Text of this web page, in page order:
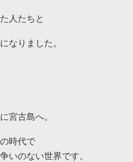
人たちと
なりました。
宮古島へ。
時代で
いのない世界です。